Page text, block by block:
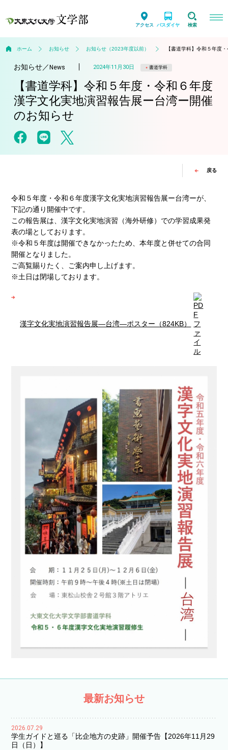
アクセス バスダイヤ 検索
ホーム お知らせ お知らせ（2023年度以前） 【書道学科】令和５年度
お知らせ／ News 2024年11月30日 書道学科
【書道学科】令和５年度・令和６年度
漢字文化実地演習報告展ー台湾ー開催
のお知らせ
戻る
令和５年度・令和６年度漢字文化実地演習報告展ー台湾ーが、
下記の通り開催中です。
この報告展は、漢字文化実地演習（海外研修）での学習成果発
表の場としております。
※令和５年度は開催できなかったため、本年度と併せての合同
開催となりました。
ご高覧賜りたく、ご案内申し上げます。
※土日は閉場しております。
漢字文化実地演習報告展―台湾―ポスター（824KB）
最新お知らせ
2026.07.29
学生ガイドと巡る「比企地方の史跡」開催予告【2026年11月29
日（日）】